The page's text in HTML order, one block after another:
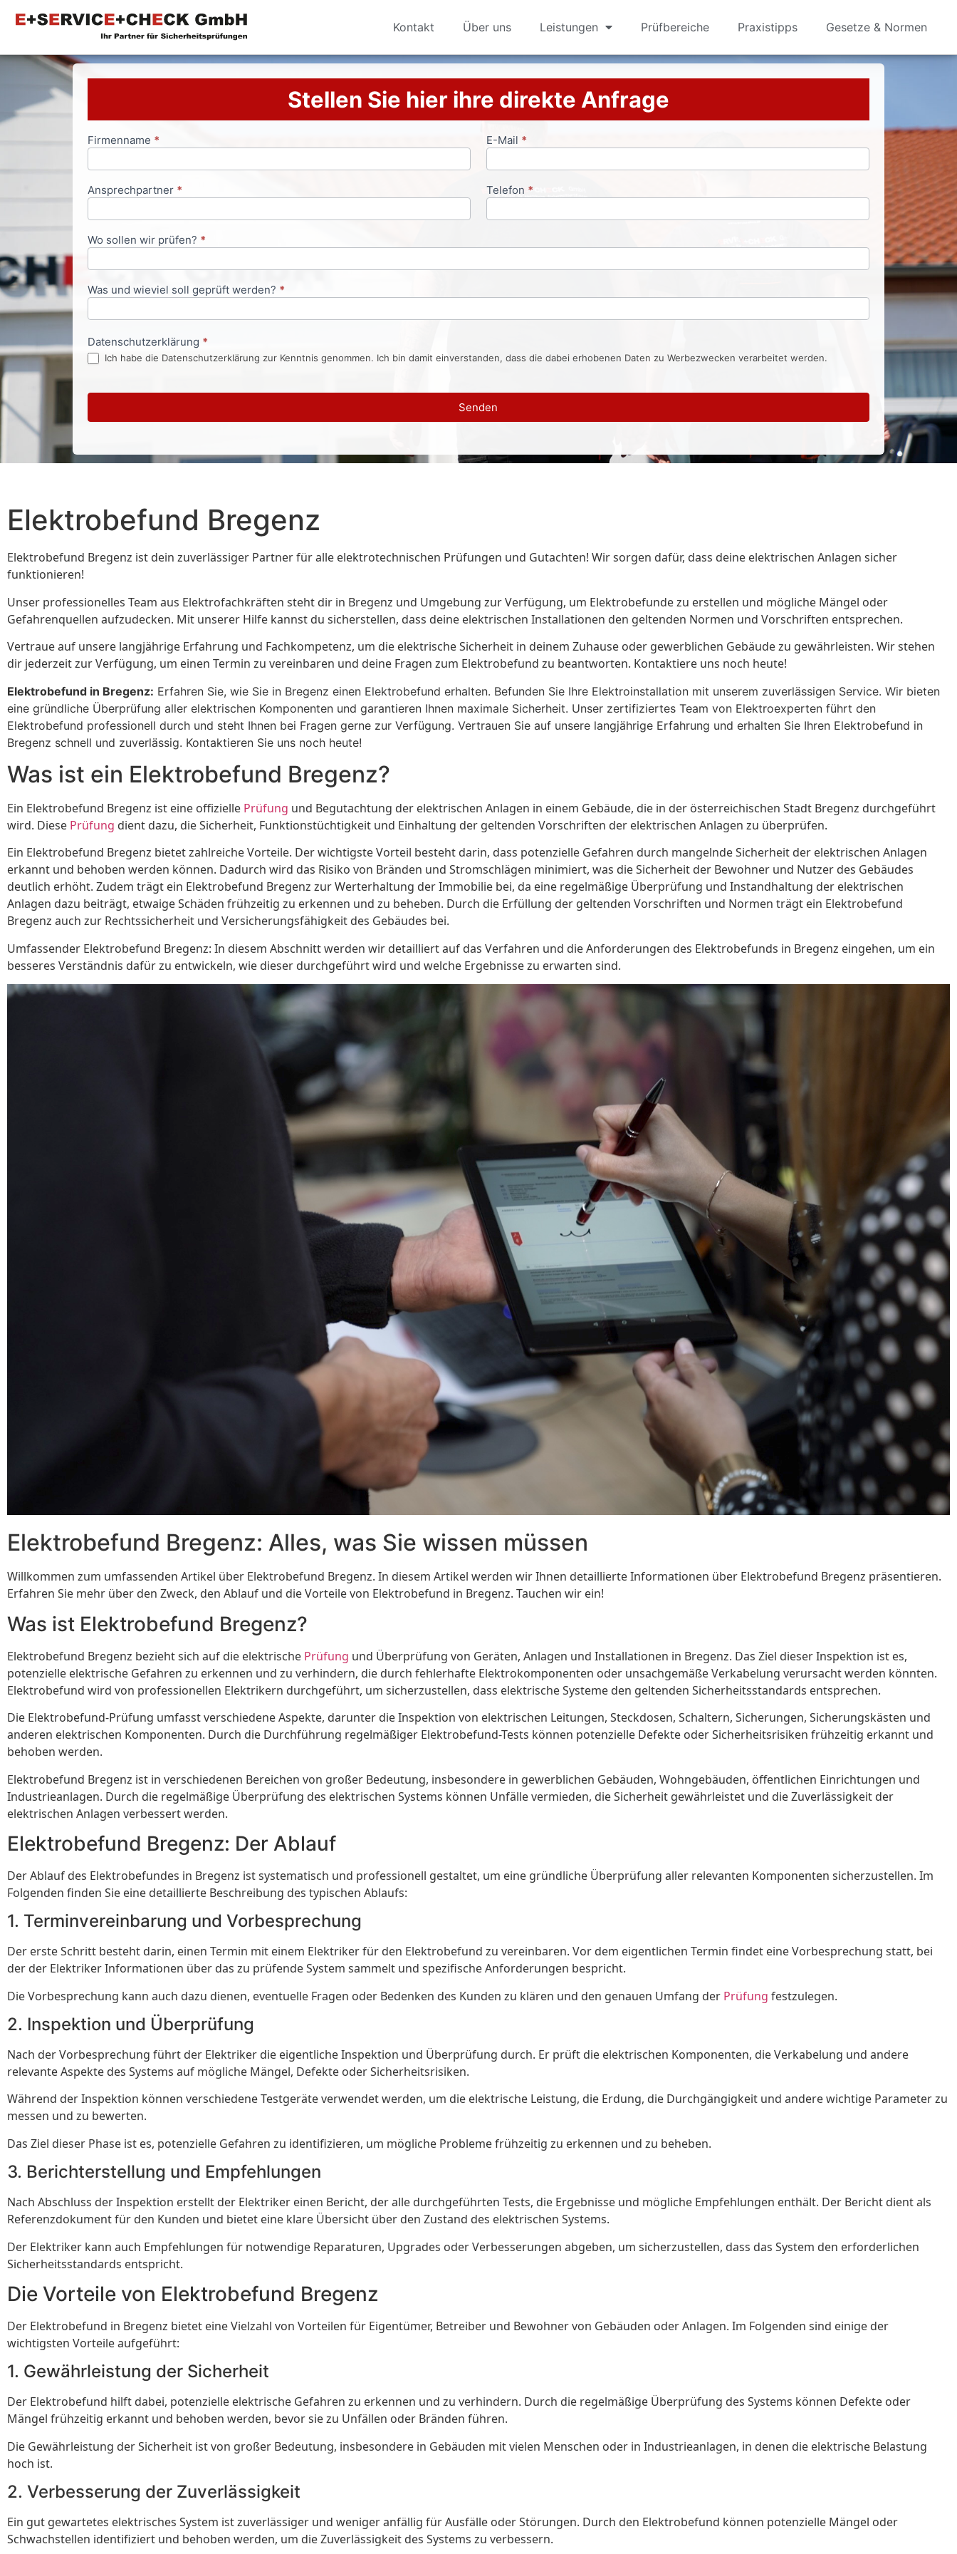
Kontakt Über uns Leistungen Prüfbereiche Praxistipps Gesetze & Normen
Stellen Sie hier ihre direkte Anfrage
Anfrageformular
Firmenname * E-Mail *
Ansprechpartner * Telefon *
Wo sollen wir prüfen? *
Was und wieviel soll geprüft werden? *
Datenschutzerklärung *
Ich habe die Datenschutzerklärung zur Kenntnis genommen. Ich bin damit einverstanden, dass die dabei erhobenen Daten zu Werbezwecken verarbeitet werden.
Senden
Elektrobefund Bregenz
Elektrobefund Bregenz ist dein zuverlässiger Partner für alle elektrotechnischen Prüfungen und Gutachten! Wir sorgen dafür, dass deine elektrischen Anlagen sicher
funktionieren!
Unser professionelles Team aus Elektrofachkräften steht dir in Bregenz und Umgebung zur Verfügung, um Elektrobefunde zu erstellen und mögliche Mängel oder
Gefahrenquellen aufzudecken. Mit unserer Hilfe kannst du sicherstellen, dass deine elektrischen Installationen den geltenden Normen und Vorschriften entsprechen.
Vertraue auf unsere langjährige Erfahrung und Fachkompetenz, um die elektrische Sicherheit in deinem Zuhause oder gewerblichen Gebäude zu gewährleisten. Wir stehen
dir jederzeit zur Verfügung, um einen Termin zu vereinbaren und deine Fragen zum Elektrobefund zu beantworten. Kontaktiere uns noch heute!
Elektrobefund in Bregenz: Erfahren Sie, wie Sie in Bregenz einen Elektrobefund erhalten. Befunden Sie Ihre Elektroinstallation mit unserem zuverlässigen Service. Wir bieten
eine gründliche Überprüfung aller elektrischen Komponenten und garantieren Ihnen maximale Sicherheit. Unser zertifiziertes Team von Elektroexperten führt den
Elektrobefund professionell durch und steht Ihnen bei Fragen gerne zur Verfügung. Vertrauen Sie auf unsere langjährige Erfahrung und erhalten Sie Ihren Elektrobefund in
Bregenz schnell und zuverlässig. Kontaktieren Sie uns noch heute!
Was ist ein Elektrobefund Bregenz?
Ein Elektrobefund Bregenz ist eine offizielle Prüfung und Begutachtung der elektrischen Anlagen in einem Gebäude, die in der österreichischen Stadt Bregenz durchgeführt
wird. Diese Prüfung dient dazu, die Sicherheit, Funktionstüchtigkeit und Einhaltung der geltenden Vorschriften der elektrischen Anlagen zu überprüfen.
Ein Elektrobefund Bregenz bietet zahlreiche Vorteile. Der wichtigste Vorteil besteht darin, dass potenzielle Gefahren durch mangelnde Sicherheit der elektrischen Anlagen
erkannt und behoben werden können. Dadurch wird das Risiko von Bränden und Stromschlägen minimiert, was die Sicherheit der Bewohner und Nutzer des Gebäudes
deutlich erhöht. Zudem trägt ein Elektrobefund Bregenz zur Werterhaltung der Immobilie bei, da eine regelmäßige Überprüfung und Instandhaltung der elektrischen
Anlagen dazu beiträgt, etwaige Schäden frühzeitig zu erkennen und zu beheben. Durch die Erfüllung der geltenden Vorschriften und Normen trägt ein Elektrobefund
Bregenz auch zur Rechtssicherheit und Versicherungsfähigkeit des Gebäudes bei.
Umfassender Elektrobefund Bregenz: In diesem Abschnitt werden wir detailliert auf das Verfahren und die Anforderungen des Elektrobefunds in Bregenz eingehen, um ein
besseres Verständnis dafür zu entwickeln, wie dieser durchgeführt wird und welche Ergebnisse zu erwarten sind.
Elektrobefund Bregenz: Alles, was Sie wissen müssen
Willkommen zum umfassenden Artikel über Elektrobefund Bregenz. In diesem Artikel werden wir Ihnen detaillierte Informationen über Elektrobefund Bregenz präsentieren.
Erfahren Sie mehr über den Zweck, den Ablauf und die Vorteile von Elektrobefund in Bregenz. Tauchen wir ein!
Was ist Elektrobefund Bregenz?
Elektrobefund Bregenz bezieht sich auf die elektrische Prüfung und Überprüfung von Geräten, Anlagen und Installationen in Bregenz. Das Ziel dieser Inspektion ist es,
potenzielle elektrische Gefahren zu erkennen und zu verhindern, die durch fehlerhafte Elektrokomponenten oder unsachgemäße Verkabelung verursacht werden könnten.
Elektrobefund wird von professionellen Elektrikern durchgeführt, um sicherzustellen, dass elektrische Systeme den geltenden Sicherheitsstandards entsprechen.
Die Elektrobefund-Prüfung umfasst verschiedene Aspekte, darunter die Inspektion von elektrischen Leitungen, Steckdosen, Schaltern, Sicherungen, Sicherungskästen und
anderen elektrischen Komponenten. Durch die Durchführung regelmäßiger Elektrobefund-Tests können potenzielle Defekte oder Sicherheitsrisiken frühzeitig erkannt und
behoben werden.
Elektrobefund Bregenz ist in verschiedenen Bereichen von großer Bedeutung, insbesondere in gewerblichen Gebäuden, Wohngebäuden, öffentlichen Einrichtungen und
Industrieanlagen. Durch die regelmäßige Überprüfung des elektrischen Systems können Unfälle vermieden, die Sicherheit gewährleistet und die Zuverlässigkeit der
elektrischen Anlagen verbessert werden.
Elektrobefund Bregenz: Der Ablauf
Der Ablauf des Elektrobefundes in Bregenz ist systematisch und professionell gestaltet, um eine gründliche Überprüfung aller relevanten Komponenten sicherzustellen. Im
Folgenden finden Sie eine detaillierte Beschreibung des typischen Ablaufs:
1. Terminvereinbarung und Vorbesprechung
Der erste Schritt besteht darin, einen Termin mit einem Elektriker für den Elektrobefund zu vereinbaren. Vor dem eigentlichen Termin findet eine Vorbesprechung statt, bei
der der Elektriker Informationen über das zu prüfende System sammelt und spezifische Anforderungen bespricht.
Die Vorbesprechung kann auch dazu dienen, eventuelle Fragen oder Bedenken des Kunden zu klären und den genauen Umfang der Prüfung festzulegen.
2. Inspektion und Überprüfung
Nach der Vorbesprechung führt der Elektriker die eigentliche Inspektion und Überprüfung durch. Er prüft die elektrischen Komponenten, die Verkabelung und andere
relevante Aspekte des Systems auf mögliche Mängel, Defekte oder Sicherheitsrisiken.
Während der Inspektion können verschiedene Testgeräte verwendet werden, um die elektrische Leistung, die Erdung, die Durchgängigkeit und andere wichtige Parameter zu
messen und zu bewerten.
Das Ziel dieser Phase ist es, potenzielle Gefahren zu identifizieren, um mögliche Probleme frühzeitig zu erkennen und zu beheben.
3. Berichterstellung und Empfehlungen
Nach Abschluss der Inspektion erstellt der Elektriker einen Bericht, der alle durchgeführten Tests, die Ergebnisse und mögliche Empfehlungen enthält. Der Bericht dient als
Referenzdokument für den Kunden und bietet eine klare Übersicht über den Zustand des elektrischen Systems.
Der Elektriker kann auch Empfehlungen für notwendige Reparaturen, Upgrades oder Verbesserungen abgeben, um sicherzustellen, dass das System den erforderlichen
Sicherheitsstandards entspricht.
Die Vorteile von Elektrobefund Bregenz
Der Elektrobefund in Bregenz bietet eine Vielzahl von Vorteilen für Eigentümer, Betreiber und Bewohner von Gebäuden oder Anlagen. Im Folgenden sind einige der
wichtigsten Vorteile aufgeführt:
1. Gewährleistung der Sicherheit
Der Elektrobefund hilft dabei, potenzielle elektrische Gefahren zu erkennen und zu verhindern. Durch die regelmäßige Überprüfung des Systems können Defekte oder
Mängel frühzeitig erkannt und behoben werden, bevor sie zu Unfällen oder Bränden führen.
Die Gewährleistung der Sicherheit ist von großer Bedeutung, insbesondere in Gebäuden mit vielen Menschen oder in Industrieanlagen, in denen die elektrische Belastung
hoch ist.
2. Verbesserung der Zuverlässigkeit
Ein gut gewartetes elektrisches System ist zuverlässiger und weniger anfällig für Ausfälle oder Störungen. Durch den Elektrobefund können potenzielle Mängel oder
Schwachstellen identifiziert und behoben werden, um die Zuverlässigkeit des Systems zu verbessern.